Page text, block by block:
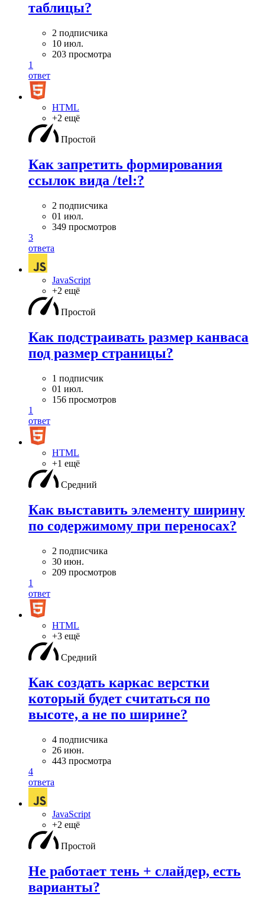
таблицы?
2 подписчика
10 июл.
203 просмотра
1
ответ
HTML
+2 ещё
Простой
Как запретить формирования
ссылок вида /tel:?
2 подписчика
01 июл.
349 просмотров
3
ответа
JavaScript
+2 ещё
Простой
Как подстраивать размер канваса
под размер страницы?
1 подписчик
01 июл.
156 просмотров
1
ответ
HTML
+1 ещё
Средний
Как выставить элементу ширину
по содержимому при переносах?
2 подписчика
30 июн.
209 просмотров
1
ответ
HTML
+3 ещё
Средний
Как создать каркас верстки
который будет считаться по
высоте, а не по ширине?
4 подписчика
26 июн.
443 просмотра
4
ответа
JavaScript
+2 ещё
Простой
Не работает тень + слайдер, есть
варианты?